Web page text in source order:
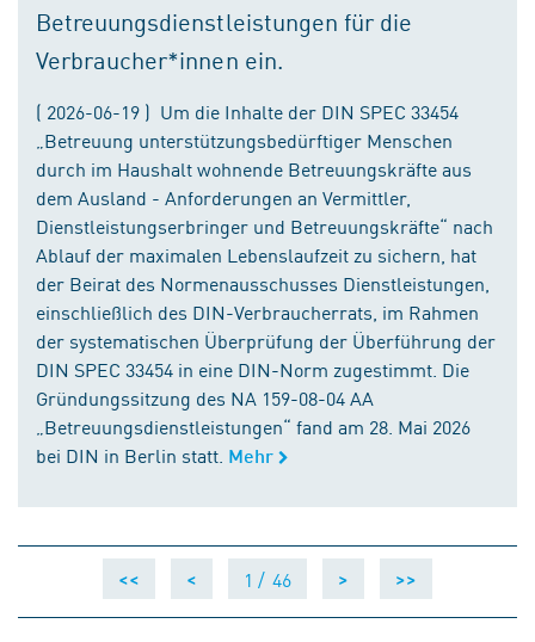
Betreuungsdienstleistungen für die
Verbraucher*innen ein.
( 2026-06-19 ) Um die Inhalte der DIN SPEC 33454
„Betreuung unterstützungsbedürftiger Menschen
durch im Haushalt wohnende Betreuungskräfte aus
dem Ausland - Anforderungen an Vermittler,
Dienstleistungserbringer und Betreuungskräfte“ nach
Ablauf der maximalen Lebenslaufzeit zu sichern, hat
der Beirat des Normenausschusses Dienstleistungen,
einschließlich des DIN-Verbraucherrats, im Rahmen
der systematischen Überprüfung der Überführung der
DIN SPEC 33454 in eine DIN-Norm zugestimmt. Die
Gründungssitzung des NA 159-08-04 AA
„Betreuungsdienstleistungen“ fand am 28. Mai 2026
bei DIN in Berlin statt. Mehr
<< < 1 / 46 > >>